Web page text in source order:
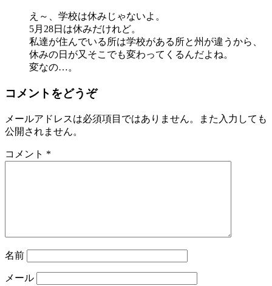
え～、学校は休みじゃないよ。
5月28日は休みだけれど。
私達が住んでいる所は学校がある所と州が違うから、
休みの日が又そこでも変わってくるんだよね。
変なの…。
コメントをどうぞ
メールアドレスは必須項目ではありません。また入力しても
公開されません。
コメント *
名前
メール